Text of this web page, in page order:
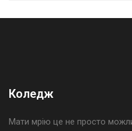
Коледж
Мати мрію це не просто